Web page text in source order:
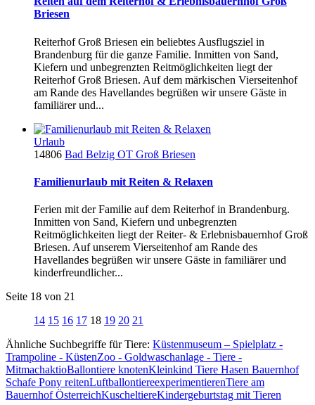
Briesen
Reiterhof Groß Briesen ein beliebtes Ausflugsziel in
Brandenburg für die ganze Familie. Inmitten von Sand,
Kiefern und unbegrenzten Reitmöglichkeiten liegt der
Reiterhof Groß Briesen. Auf dem märkischen Vierseitenhof
am Rande des Havellandes begrüßen wir unsere Gäste in
familiärer und...
Urlaub
14806 Bad Belzig OT Groß Briesen
Familienurlaub mit Reiten & Relaxen
Ferien mit der Familie auf dem Reiterhof in Brandenburg.
Inmitten von Sand, Kiefern und unbegrenzten
Reitmöglichkeiten liegt der Reiter- & Erlebnisbauernhof Groß
Briesen. Auf unserem Vierseitenhof am Rande des
Havellandes begrüßen wir unsere Gäste in familiärer und
kinderfreundlicher...
Seite 18 von 21
14 15 16 17 18 19 20 21
Ähnliche Suchbegriffe für Tiere: Küstenmuseum – Spielplatz -
Trampoline - KüstenZoo - Goldwaschanlage - Tiere -
MitmachaktioBallontiere knotenKleinkind Tiere Hasen Bauernhof
Schafe Pony reitenLuftballontiereexperimentierenTiere am
Bauernhof ÖsterreichKuscheltiereKindergeburtstag mit Tieren